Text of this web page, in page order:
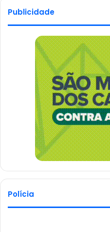
Publicidade
Polícia